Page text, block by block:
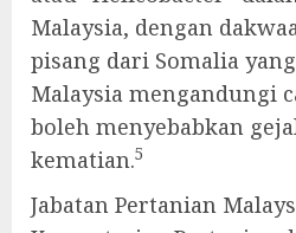
Malaysia, dengan
pisang dari Somalia
Malaysia mengandungi
boleh menyebabkan
kematian.5
Jabatan Pertanian